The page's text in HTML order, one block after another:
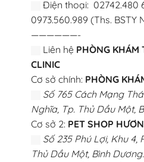
Điện thoại: 02742.480
0973.560.989 (Ths. BSTY
——————-
Liên hệ PHÒNG KHÁM
CLINIC
Cơ sở chính: PHÒNG
Số 765 Cách Mạng
Nghĩa, Tp. Thủ Dầu Một,
Cơ sở 2: PET SHOP
Số 235 Phú Lợi, Khu 4,
Thủ Dầu Một, Bình Dương.